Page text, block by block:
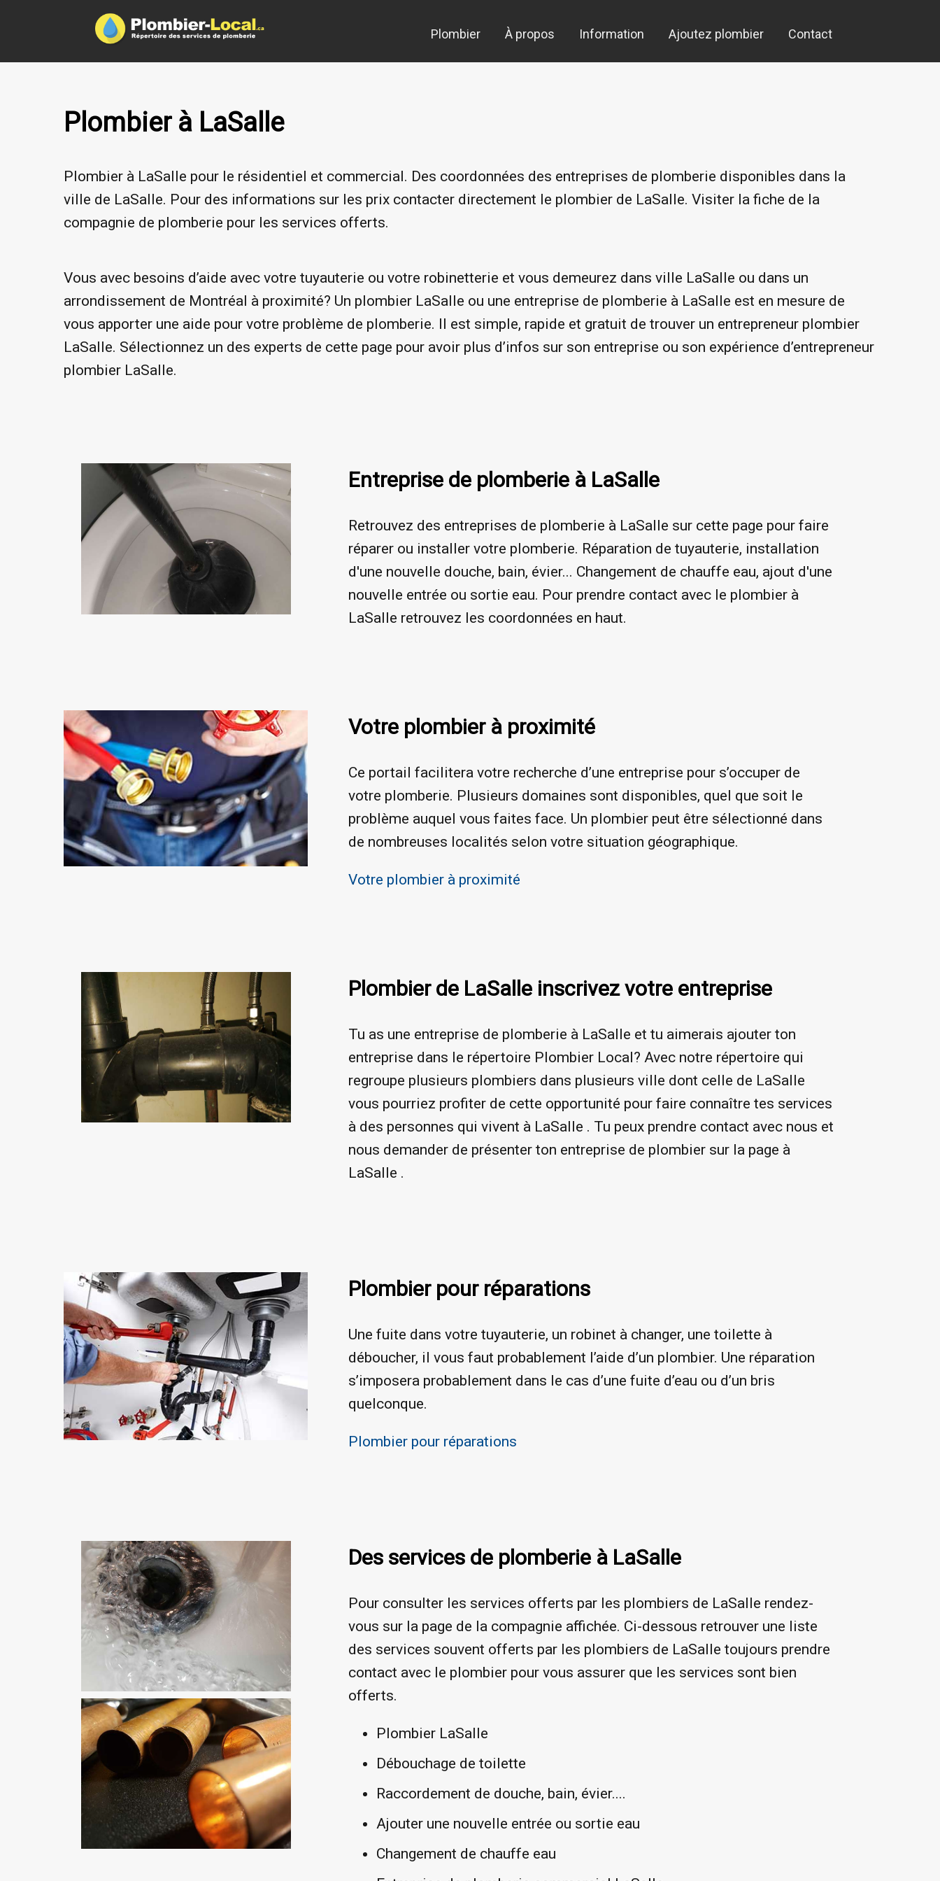
Plombier À propos Information Ajoutez plombier Contact
Plombier à LaSalle
Plombier à LaSalle pour le résidentiel et commercial. Des coordonnées des entreprises de plomberie disponibles dans la
ville de LaSalle. Pour des informations sur les prix contacter directement le plombier de LaSalle. Visiter la fiche de la
compagnie de plomberie pour les services offerts.
Vous avec besoins d’aide avec votre tuyauterie ou votre robinetterie et vous demeurez dans ville LaSalle ou dans un
arrondissement de Montréal à proximité? Un plombier LaSalle ou une entreprise de plomberie à LaSalle est en mesure de
vous apporter une aide pour votre problème de plomberie. Il est simple, rapide et gratuit de trouver un entrepreneur plombier
LaSalle. Sélectionnez un des experts de cette page pour avoir plus d’infos sur son entreprise ou son expérience d’entrepreneur
plombier LaSalle.
Entreprise de plomberie à LaSalle
Retrouvez des entreprises de plomberie à LaSalle sur cette page pour faire
réparer ou installer votre plomberie. Réparation de tuyauterie, installation
d'une nouvelle douche, bain, évier... Changement de chauffe eau, ajout d'une
nouvelle entrée ou sortie eau. Pour prendre contact avec le plombier à
LaSalle retrouvez les coordonnées en haut.
Votre plombier à proximité
Ce portail facilitera votre recherche d’une entreprise pour s’occuper de
votre plomberie. Plusieurs domaines sont disponibles, quel que soit le
problème auquel vous faites face. Un plombier peut être sélectionné dans
de nombreuses localités selon votre situation géographique.
Votre plombier à proximité
Plombier de LaSalle inscrivez votre entreprise
Tu as une entreprise de plomberie à LaSalle et tu aimerais ajouter ton
entreprise dans le répertoire Plombier Local? Avec notre répertoire qui
regroupe plusieurs plombiers dans plusieurs ville dont celle de LaSalle
vous pourriez profiter de cette opportunité pour faire connaître tes services
à des personnes qui vivent à LaSalle . Tu peux prendre contact avec nous et
nous demander de présenter ton entreprise de plombier sur la page à
LaSalle .
Plombier pour réparations
Une fuite dans votre tuyauterie, un robinet à changer, une toilette à
déboucher, il vous faut probablement l’aide d’un plombier. Une réparation
s’imposera probablement dans le cas d’une fuite d’eau ou d’un bris
quelconque.
Plombier pour réparations
Des services de plomberie à LaSalle
Pour consulter les services offerts par les plombiers de LaSalle rendez-
vous sur la page de la compagnie affichée. Ci-dessous retrouver une liste
des services souvent offerts par les plombiers de LaSalle toujours prendre
contact avec le plombier pour vous assurer que les services sont bien
offerts.
Plombier LaSalle
Débouchage de toilette
Raccordement de douche, bain, évier....
Ajouter une nouvelle entrée ou sortie eau
Changement de chauffe eau